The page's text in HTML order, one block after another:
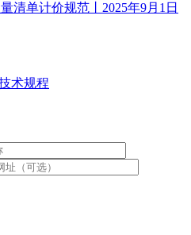
清单计价规范丨2025年9月1日
术规程